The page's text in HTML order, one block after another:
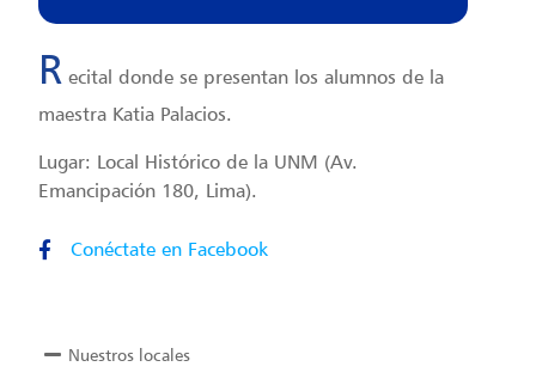
R ecital donde se presentan los alumnos de la
maestra Katia Palacios.
Lugar: Local Histórico de la UNM (Av.
Emancipación 180, Lima).
Conéctate en Facebook
Nuestros locales